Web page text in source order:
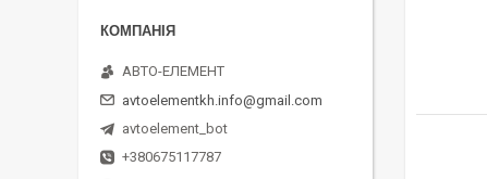
АВТО-ЕЛЕМЕНТ
avtoelementkh.info@gmail.com
avtoelement_bot
+380675117787